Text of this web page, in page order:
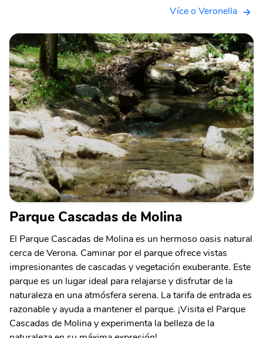
Více o Veronella
Parque Cascadas de Molina
El Parque Cascadas de Molina es un hermoso oasis natural
cerca de Verona. Caminar por el parque ofrece vistas
impresionantes de cascadas y vegetación exuberante. Este
parque es un lugar ideal para relajarse y disfrutar de la
naturaleza en una atmósfera serena. La tarifa de entrada es
razonable y ayuda a mantener el parque. ¡Visita el Parque
Cascadas de Molina y experimenta la belleza de la